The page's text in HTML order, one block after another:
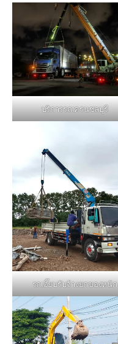
บริการรถเครนชลบุรี
รถเฮี๊ยบรับจ้างยกของหนัก